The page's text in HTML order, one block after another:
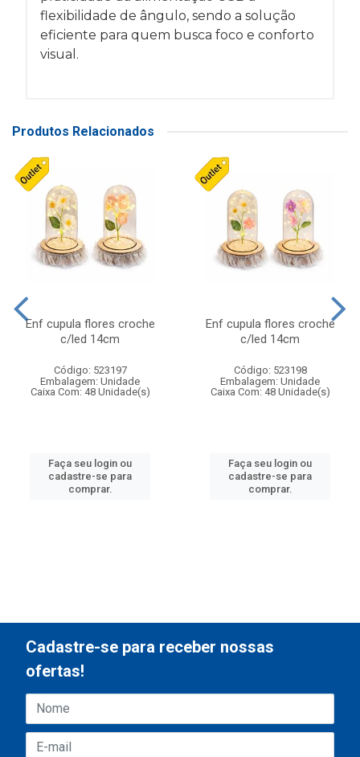
flexibilidade de ângulo, sendo a solução
eficiente para quem busca foco e conforto
visual.
Produtos Relacionados
Enf cupula flores croche
c/led 14cm
Código: 523197
Embalagem: Unidade
Caixa Com: 48 Unidade(s)
Faça seu login ou
cadastre-se para
comprar.
Enf cupula flores croche
c/led 14cm
Código: 523198
Embalagem: Unidade
Caixa Com: 48 Unidade(s)
Faça seu login ou
cadastre-se para
comprar.
Cadastre-se para receber nossas
ofertas!